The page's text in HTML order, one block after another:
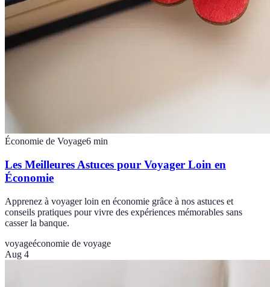
Économie de Voyage6 min
Les Meilleures Astuces pour Voyager Loin en
Économie
Apprenez à voyager loin en économie grâce à nos astuces et
conseils pratiques pour vivre des expériences mémorables sans
casser la banque.
voyageéconomie de voyage
Aug 4